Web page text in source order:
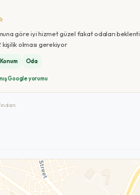
göre iyi hizmet güzel fakat odaları
olması gerekiyor
Konum Oda
Google yorumu